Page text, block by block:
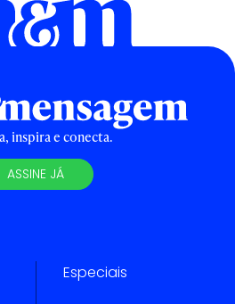
inspira e conecta.
ASSINE JÁ
Especiais